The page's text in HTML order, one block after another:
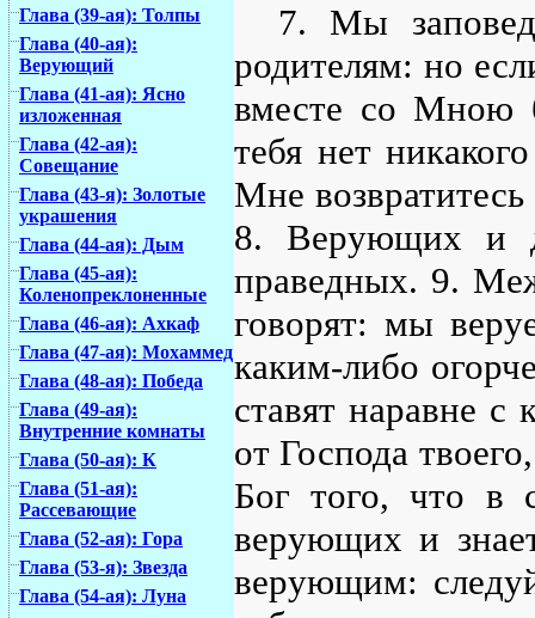
Глава (39-ая): Толпы
Глава (40-ая):
Верующий
Глава (41-ая): Ясно
изложенная
Глава (42-ая):
Совещание
Глава (43-я): Золотые
украшения
Глава (44-ая): Дым
Глава (45-ая):
Коленопреклоненные
Глава (46-ая): Ахкаф
Глава (47-ая): Мохаммед
Глава (48-ая): Победа
Глава (49-ая):
Внутренние комнаты
Глава (50-ая): К
Глава (51-ая):
Рассевающие
Глава (52-ая): Гора
Глава (53-я): Звезда
Глава (54-ая): Луна
7. Мы
родителям: но
вместе со Мною
тебя нет
Мне
8. Верующих и
праведных. 9.
говорят: мы
каким-либо
ставят наравне
от Господа
Бог того, что в
верующих и
верующим: